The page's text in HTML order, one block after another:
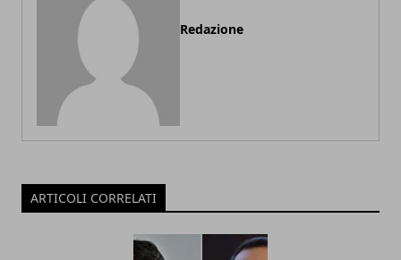
Redazione
ARTICOLI CORRELATI